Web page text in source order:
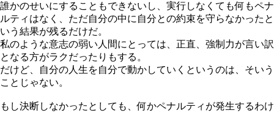
誰かのせいにすることもできないし、実行しなくても何もペナ
ルティはなく、ただ自分の中に自分との約束を守らなかったと
いう結果が残るだけだ。
私のような意志の弱い人間にとっては、正直、強制力が言い訳
となる方がラクだったりもする。
だけど、自分の人生を自分で動かしていくというのは、そいう
ことじゃない。
もし決断しなかったとしても、何かペナルティが発生するわけ